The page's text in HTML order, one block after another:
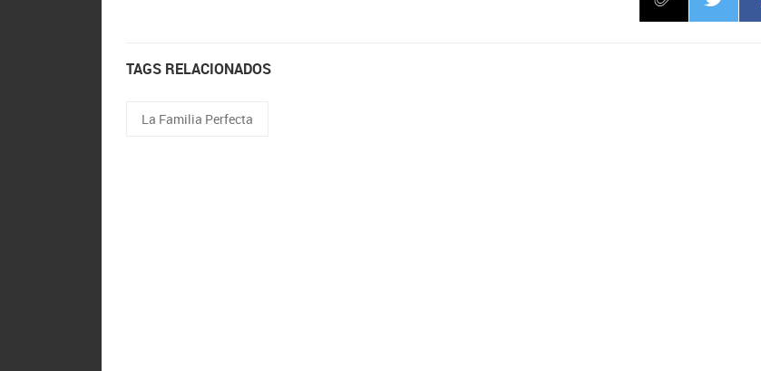
TAGS RELACIONADOS
La Familia Perfecta